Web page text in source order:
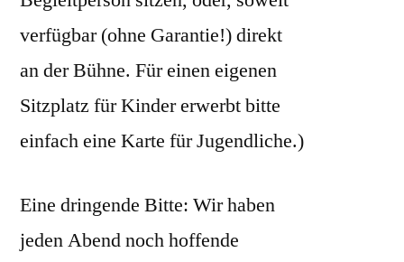
verfügbar (ohne Garantie!) direkt
an der Bühne. Für einen eigenen
Sitzplatz für Kinder erwerbt bitte
einfach eine Karte für Jugendliche.)
Eine dringende Bitte: Wir haben
jeden Abend noch hoffende